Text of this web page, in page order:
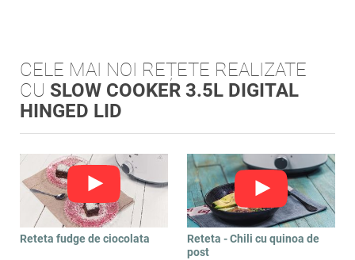
CELE MAI NOI REȚETE REALIZATE
CU SLOW COOKER 3.5L DIGITAL
HINGED LID
Reteta fudge de ciocolata
Reteta - Chili cu quinoa de
post